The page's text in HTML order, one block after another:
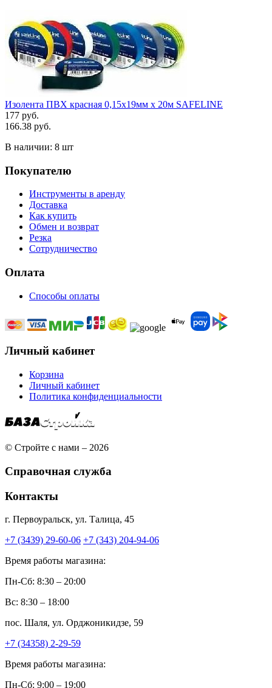
Изолента ПВХ красная 0,15х19мм х 20м SAFELINE
177 руб.
166.38 руб.
В наличии: 8 шт
Покупателю
Инструменты в аренду
Доставка
Как купить
Обмен и возврат
Резка
Сотрудничество
Оплата
Способы оплаты
Личный кабинет
Корзина
Личный кабинет
Политика конфиденциальности
© Стройте с нами – 2026
Справочная служба
Контакты
г. Первоуральск, ул. Талица, 45
+7 (3439) 29-60-06 +7 (343) 204-94-06
Время работы магазина:
Пн-Сб: 8:30 – 20:00
Вс: 8:30 – 18:00
пос. Шаля, ул. Орджоникидзе, 59
+7 (34358) 2-29-59
Время работы магазина:
Пн-Сб: 9:00 – 19:00